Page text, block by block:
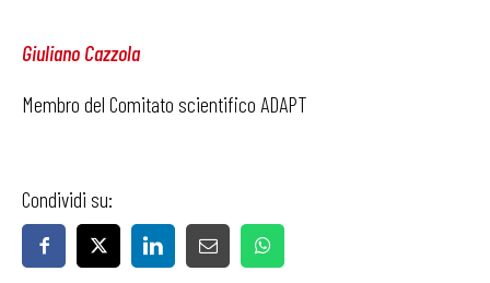
Giuliano Cazzola
Membro del Comitato scientifico ADAPT
Condividi su: